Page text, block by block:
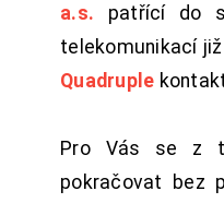
a.s. patřící do
telekomunikací
Quadruple
Pro Vás se z
pokračovat bez